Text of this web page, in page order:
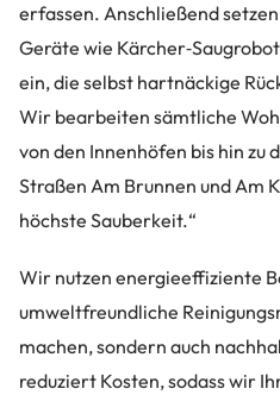
erfassen. Anschließend
Geräte wie
ein, die selbst hartnäckige
Wir bearbeiten sämtliche
von den Innenhöfen bis hin zu
Straßen Am Brunnen und Am
höchste Sauberkeit.“
Wir nutzen energieeffiziente
umweltfreundliche
machen, sondern auch
reduziert Kosten, sodass wir